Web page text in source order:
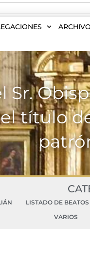
Sr.
título
LISTADO DE BEATOS
VARIOS